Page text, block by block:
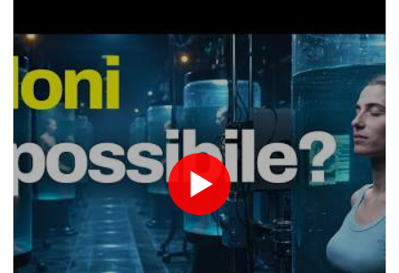
Ferragosto
Breve tregua temporalesca, poi caldo record per la settimana di
Ferragosto
James Gray, le speranze in 'Paper Tiger' si infrangono come nel
mito greco
Sale a 5 morti il bilancio del raid ucraino su Belgorod, 'colpiti
edifici civili'
Europei atletica: Maria Perez sfida l'amica Palmisano, "è la mia
motivazione"
La 'Scala di Seta' al Rof, 'ci divertiamo come matti'